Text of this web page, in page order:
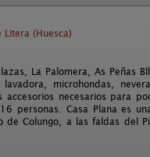
Litera (Huesca)
La Palomera, As Peñas
microhondas,
necesarios para
personas. Casa Plana es
Colungo, a las faldas del